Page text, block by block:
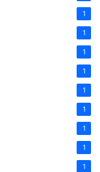
1
1
1
1
1
1
1
1
1